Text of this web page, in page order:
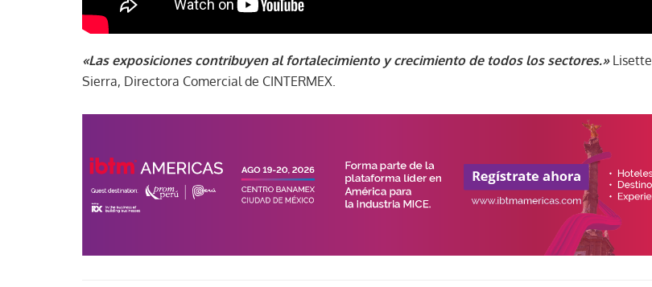
«Las exposiciones contribuyen al fortalecimiento y crecimiento de todos los sectores.»Lisette
Sierra, Directora Comercial de CINTERMEX.